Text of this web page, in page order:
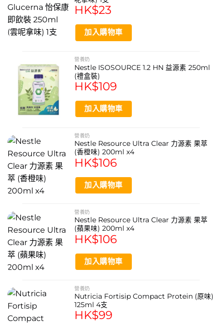
口服，亦可用於管飼。
這款營養品含有麩質或乳糖嗎？
雀巢 Resource 2.0 力源素不含麩質，且其配方適合乳糖不
本品為呍呢嗱口味，口感順滑，易於接受，有助於提升飲用
意願。
page
HK$23
加入購物車
營養奶
Nestle ISOSOURCE 1.2 HN 益源素 250ml
(禮盒裝)
HK$109
加入購物車
營養奶
Nestle Resource Ultra Clear 力源素 果萃
(香橙味) 200ml x4
HK$106
加入購物車
營養奶
Nestle Resource Ultra Clear 力源素 果萃
(蘋果味) 200ml x4
HK$106
加入購物車
營養奶
Nutricia Fortisip Compact Protein (原味)
125ml 4支
HK$99